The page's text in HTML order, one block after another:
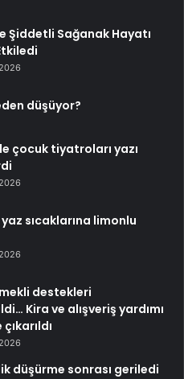
Şiddetli Sağanak Hayatı
düşüyor?
çocuk tiyatroları yazı
sıcaklarına limonlu
destekleri
Kira ve alışveriş yardımı
düşürme sonrası geriledi